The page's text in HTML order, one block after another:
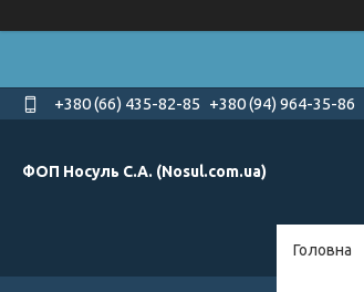
+380 (66) 435-82-85 +380 (94) 964-35-86
ФОП Носуль С.А. (Nosul.com.ua)
Головна